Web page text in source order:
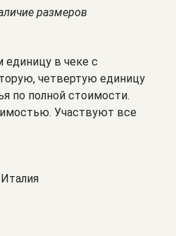
размеров
в чеке с
четвертую единицу
по полной стоимости.
Участвуют все